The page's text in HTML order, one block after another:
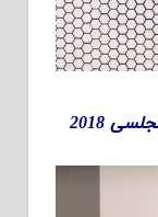
2018